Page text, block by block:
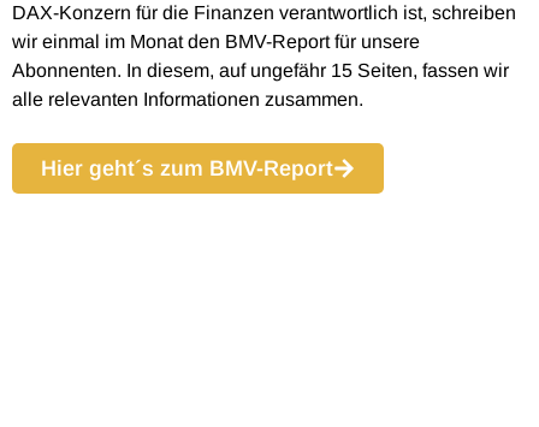
DAX-Konzern für die Finanzen verantwortlich ist, schreiben
wir einmal im Monat den BMV-Report für unsere
Abonnenten. In diesem, auf ungefähr 15 Seiten, fassen wir
alle relevanten Informationen zusammen.
Hier geht´s zum BMV-Report